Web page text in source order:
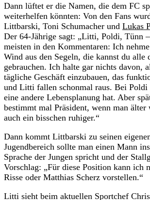
Dann lüftet er die Namen, die dem FC
weiterhelfen könnten: Von den Fans
Littbarski, Toni Schumacher und Lukas
Der 64-Jährige sagt: „Litti, Poldi, Tünn
meisten in den Kommentaren: Ich
Wind aus den Segeln, die kannst du alle
gebrauchen. Ich halte gar nichts davon,
tägliche Geschäft einzubauen, das
und Litti fallen schonmal raus. Bei Poldi
eine andere Lebensplanung hat. Aber
bestimmt mal Präsident, wenn man
auch ein bisschen ruhiger.“
Dann kommt Littbarski zu seinen
Jugendbereich sollte man einen Mann
Sprache der Jungen spricht und der
Vorschlag: „Für diese Position kann ich
Risse oder Matthias Scherz vorstellen.“
Litti sieht beim aktuellen Sportchef